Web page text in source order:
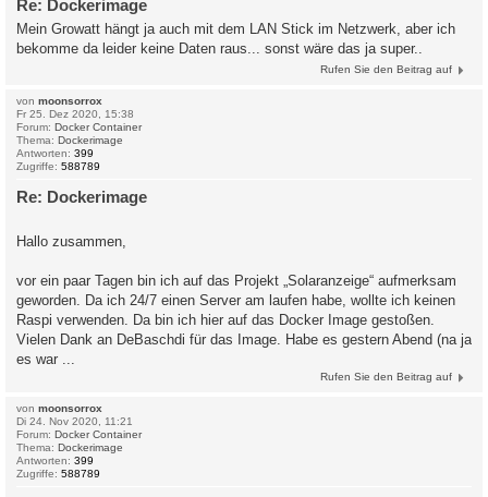
Re: Dockerimage
Mein Growatt hängt ja auch mit dem LAN Stick im Netzwerk, aber ich
bekomme da leider keine Daten raus... sonst wäre das ja super..
Rufen Sie den Beitrag auf
von moonsorrox
Fr 25. Dez 2020, 15:38
Forum: Docker Container
Thema: Dockerimage
Antworten: 399
Zugriffe: 588789
Re: Dockerimage
Hallo zusammen,
vor ein paar Tagen bin ich auf das Projekt „Solaranzeige“ aufmerksam
geworden. Da ich 24/7 einen Server am laufen habe, wollte ich keinen
Raspi verwenden. Da bin ich hier auf das Docker Image gestoßen.
Vielen Dank an DeBaschdi für das Image. Habe es gestern Abend (na ja
es war ...
Rufen Sie den Beitrag auf
von moonsorrox
Di 24. Nov 2020, 11:21
Forum: Docker Container
Thema: Dockerimage
Antworten: 399
Zugriffe: 588789